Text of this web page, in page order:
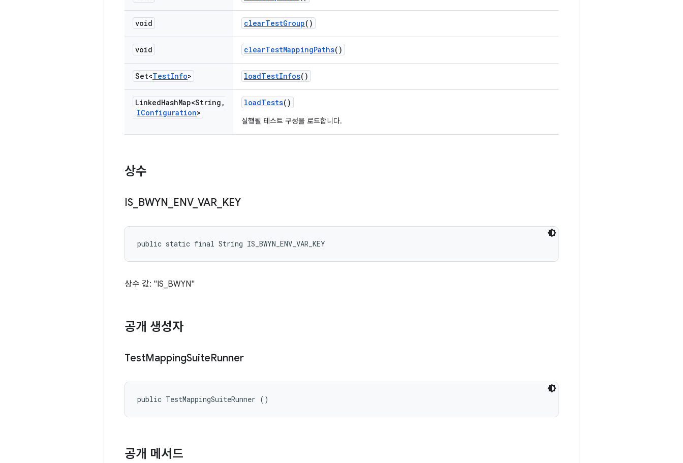
void clearTestGroup()
void clearTestMappingPaths()
Set<TestInfo> loadTestInfos()
LinkedHashMap<String ,
IConfiguration>
loadTests()
실행될 테스트 구성을 로드합니다.
상수
IS BWYN ENV_ VAR KEY
public static final String IS_BWYN_ENV_VAR_KEY
상수 값: "IS_BWYN"
공개 생성자
TestMappingSuiteRunner
public TestMappingSuiteRunner ()
공개 메서드